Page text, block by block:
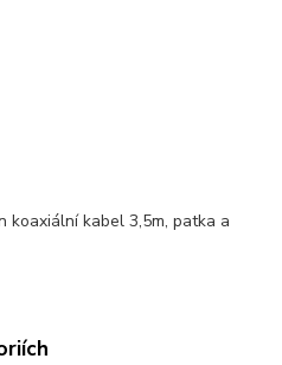
koaxiální kabel 3,5m, patka a